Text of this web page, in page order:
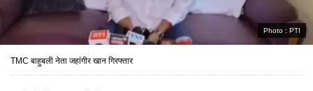
Photo : PTI
TMC बाहुबली नेता जहांगीर खान गिरफ्तार